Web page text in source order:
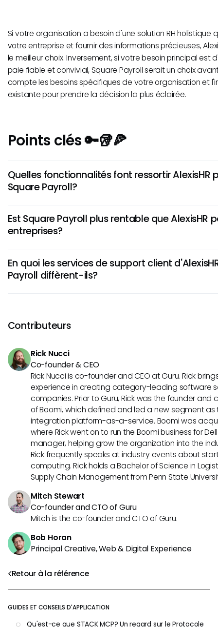
Retour à la référence
GUIDES ET CONSEILS D'APPLICATION
Qu'est-ce que STACK MCP? Un regard sur le Protocole
Si votre organisation a besoin d'une solution RH holistique
votre entreprise et fournir des informations précieuses,
le meilleur choix. Inversement, si votre besoin principal est
paie fiable et convivial, Square Payroll serait un choix
compte les besoins spécifiques de votre organisation et
existante pour prendre la décision la plus éclairée.
Points clés 🔑🥡🍕
Quelles fonctionnalités font ressortir AlexisHR
Square Payroll?
travail personnalisables et des analyses détaillées pour
basée sur les données. Ces fonctionnalités permettent
Est Square Payroll plus rentable que AlexisHR
entreprises?
en raison de sa structure tarifaire transparente et de ses
aux organisations de plus petite taille. Il peut aider les
En quoi les services de support client
Payroll diffèrent-ils?
revanche, Square Payroll offre de vastes ressources en
communautaires pour l'auto-assistance ainsi qu'un
Contributeurs
Rick Nucci
Co-founder & CEO
Rick Nucci is co-founder and CEO at Guru. Rick
experience in creating category-leading software
companies. Prior to Guru, Rick was the founder
of Boomi, which defined and led a new segment
integration platform-as-a-service. Boomi was
where Rick went on to run the Boomi business for
manager, helping grow the organization into the
Rick frequently speaks at industry events about
computing. Rick holds a Bachelor of Science in
Supply Chain Management from Penn State
Mitch Stewart
Co-founder and CTO of Guru
Mitch is the co-founder and CTO of Guru.
Bob Horan
Principal Creative, Web & Digital Experience